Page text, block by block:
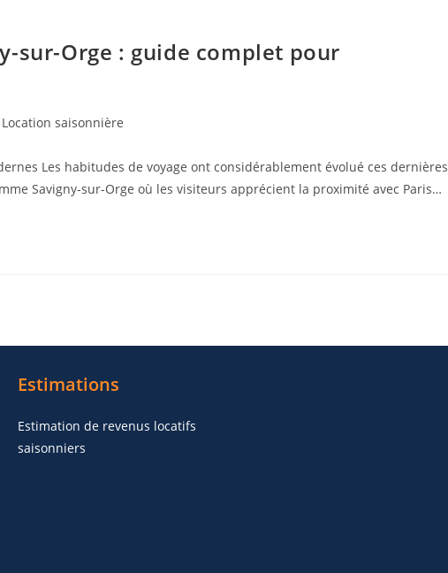
sur-Orge : guide complet pour
Location saisonnière
Les habitudes de voyage ont considérablement évolué ces dernières
Savigny-sur-Orge où les visiteurs apprécient la proximité avec Paris…
Estimations
Estimation de revenus locatifs
saisonniers